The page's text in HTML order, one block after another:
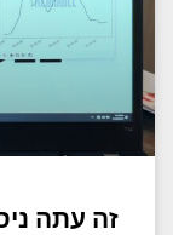
זה עתה